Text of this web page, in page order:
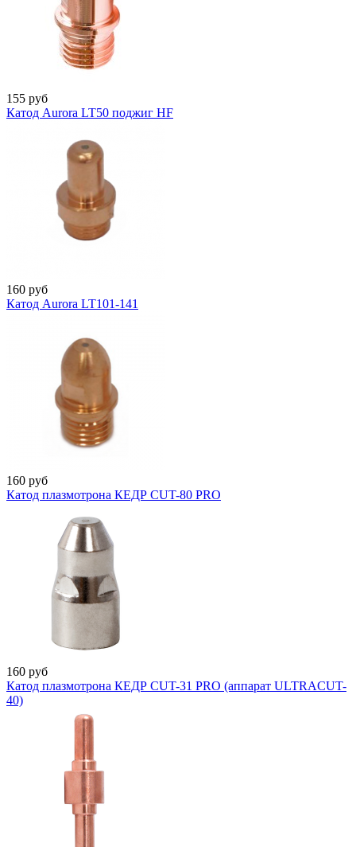
155 руб
Катод Aurora LT50 поджиг HF
160 руб
Катод Aurora LT101-141
160 руб
Катод плазмотрона КЕДР CUT-80 PRO
160 руб
Катод плазмотрона КЕДР CUT-31 PRO (аппарат ULTRACUT-
40)